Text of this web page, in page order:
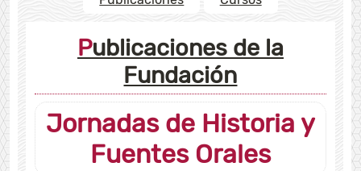
Publicaciones de la
Fundación
Jornadas de Historia y
Fuentes Orales